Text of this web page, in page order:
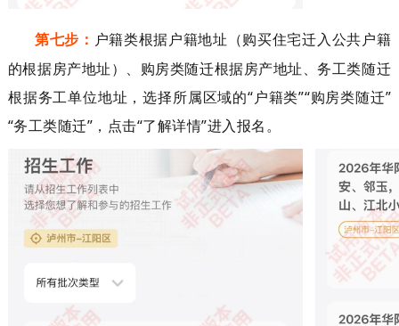
第七步： 户籍类根据户籍地址（购买住宅迁入公共户籍
的根据房产地址） 、 购房类随迁根据房产地址、务工类随迁
根据务工单位地址 ，选择所属区域的“户籍类”“购房类随迁”
“务工类随迁” ， 点击“了解详情”进入报名。